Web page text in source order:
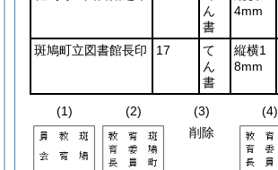
ん
書
4mm
斑鳩町立図書館長印 17
て
ん
書
縦横1
8mm
(1) (2) (3) (4)
削除